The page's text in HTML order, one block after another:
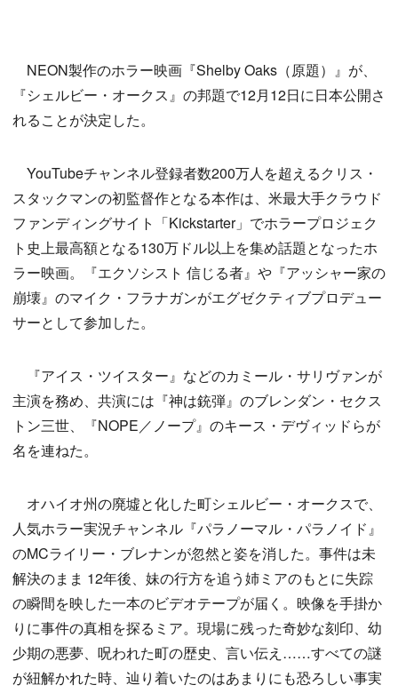
NEON製作のホラー映画『Shelby Oaks（原題）』が、
『シェルビー・オークス』の邦題で12月12日に日本公開さ
れることが決定した。
YouTubeチャンネル登録者数200万人を超えるクリス・
スタックマンの初監督作となる本作は、米最大手クラウド
ファンディングサイト「Kickstarter」でホラープロジェク
ト史上最高額となる130万ドル以上を集め話題となったホ
ラー映画。『エクソシスト 信じる者』や『アッシャー家の
崩壊』のマイク・フラナガンがエグゼクティブプロデュー
サーとして参加した。
『アイス・ツイスター』などのカミール・サリヴァンが
主演を務め、共演には『神は銃弾』のブレンダン・セクス
トン三世、『NOPE／ノープ』のキース・デヴィッドらが
名を連ねた。
オハイオ州の廃墟と化した町シェルビー・オークスで、
人気ホラー実況チャンネル『パラノーマル・パラノイド』
のMCライリー・ブレナンが忽然と姿を消した。事件は未
解決のまま 12年後、妹の行方を追う姉ミアのもとに失踪
の瞬間を映した一本のビデオテープが届く。映像を手掛か
りに事件の真相を探るミア。現場に残った奇妙な刻印、幼
少期の悪夢、呪われた町の歴史、言い伝え……すべての謎
が紐解かれた時、辿り着いたのはあまりにも恐ろしい事実